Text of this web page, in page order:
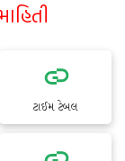
ટાઈમ ટેબલ